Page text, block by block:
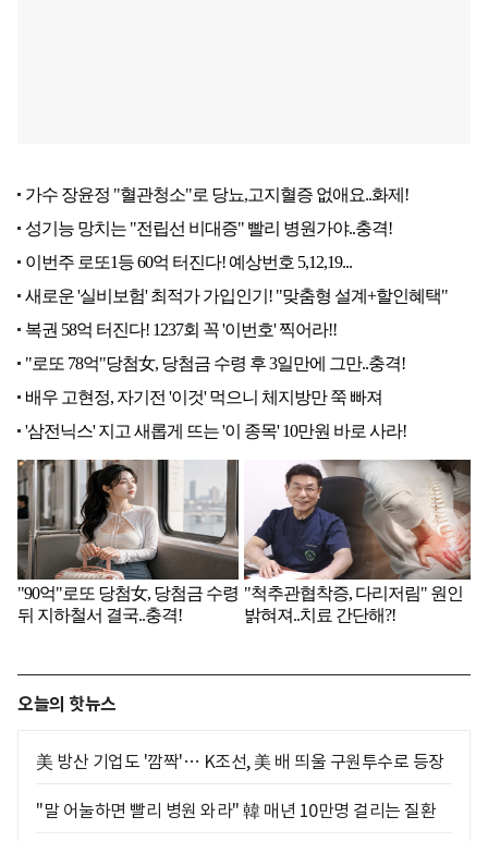
오늘의 핫뉴스
美 방산 기업도 '깜짝'… K조선, 美 배 띄울 구원투수로 등장
"말 어눌하면 빨리 병원 와라" 韓 매년 10만명 걸리는 질환